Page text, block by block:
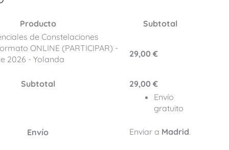
Producto
Subtotal
de Constelaciones
ONLINE (PARTICIPAR) -
2026 - Yolanda
29,00 €
Subtotal 29,00 €
Envío
Envío
gratuito
Enviar a Madrid.